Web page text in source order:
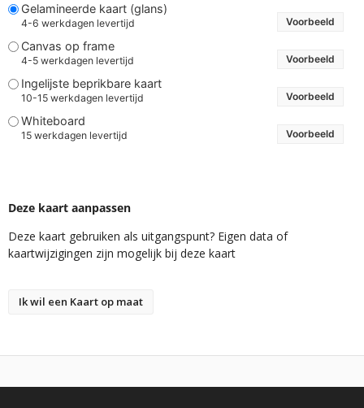
Gelamineerde kaart (glans)
4-6 werkdagen levertijd Voorbeeld
Canvas op frame
4-5 werkdagen levertijd Voorbeeld
Ingelijste beprikbare kaart
10-15 werkdagen levertijd Voorbeeld
Whiteboard
15 werkdagen levertijd Voorbeeld
Deze kaart aanpassen
Deze kaart gebruiken als uitgangspunt? Eigen data of
kaartwijzigingen zijn mogelijk bij deze kaart
Ik wil een Kaart op maat